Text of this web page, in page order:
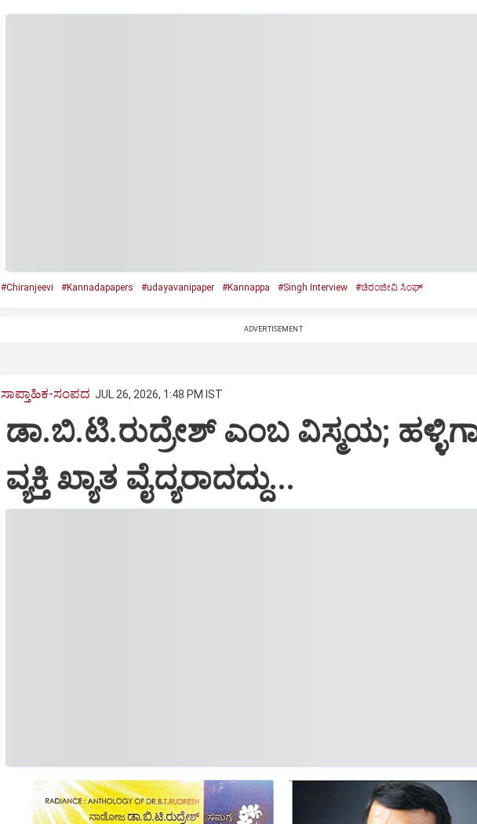
#Chiranjeevi #Kannadapapers #udayavanipaper #Kannappa #Singh Interview #ಚಿರಂಜೀವಿ ಸಿಂಘ್
ADVERTISEMENT
ಸಾಪ್ತಾಹಿಕ-ಸಂಪದ JUL 26, 2026, 1:48 PM IST
ಡಾ.ಬಿ.ಟಿ.ರುದ್ರೇಶ್‌ ಎಂಬ ವಿಸ್ಮಯ;
ವ್ಯಕ್ತಿ ಖ್ಯಾತ ವೈದ್ಯರಾದದ್ದು...